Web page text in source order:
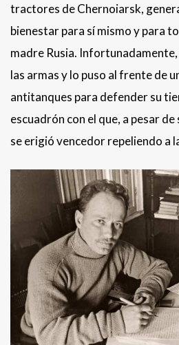
tractores de Chernoiarsk,
bienestar para sí mismo y para
madre Rusia.
las armas y lo puso al frente de
antitanques para defender su
escuadrón con el que, a pesar
se erigió vencedor repeliendo a